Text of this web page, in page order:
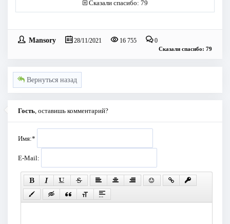
Сказали спасибо: 79
Mansory 28/11/2021 16 755 0
Сказали спасибо: 79
Вернуться назад
Гость, оставишь комментарий?
Имя:*
E-Mail: